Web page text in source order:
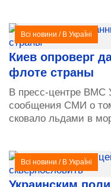
Всі новини / В УкраЇні
Киев опроверг
флоте страны
В пресс-центре ВМС
сообщения СМИ о
сковало льдами в
Всі новини / В УкраЇні